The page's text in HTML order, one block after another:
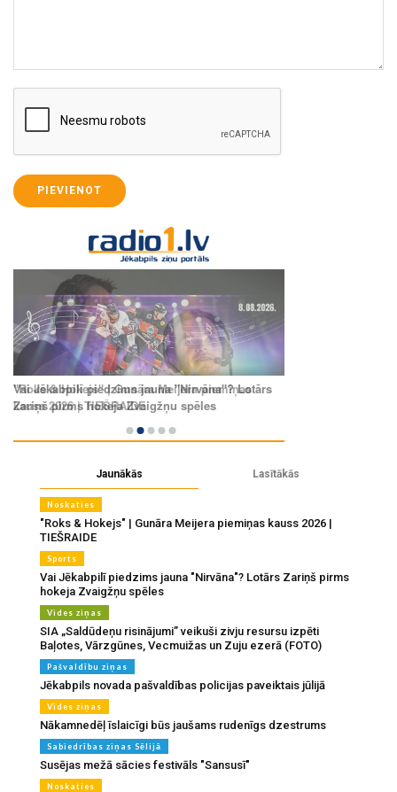
PIEVIENOT
Jaunākās Lasītākās
Noskaties
"Roks & Hokejs" | Gunāra Meijera piemiņas kauss 2026 |
TIEŠRAIDE
Sports
Vai Jēkabpilī piedzims jauna "Nirvāna"? Lotārs Zariņš pirms
hokeja Zvaigžņu spēles
Vides ziņas
SIA „Saldūdeņu risinājumi” veikuši zivju resursu izpēti
Baļotes, Vārzgūnes, Vecmuižas un Zuju ezerā (FOTO)
Pašvaldību ziņas
Jēkabpils novada pašvaldības policijas paveiktais jūlijā
Vides ziņas
Nākamnedēļ īslaicīgi būs jaušams rudenīgs dzestrums
Sabiedrības ziņas Sēlijā
Susējas mežā sācies festivāls "Sansusī"
Noskaties